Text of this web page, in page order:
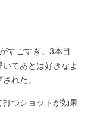
すごすぎ。3本目
てあとは好きなよ
れた。
打つショットが効果